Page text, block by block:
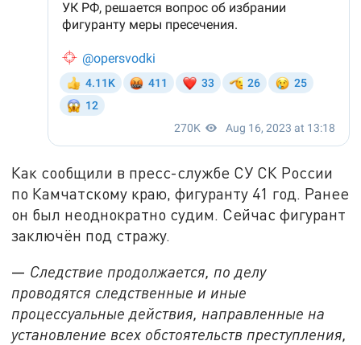
Как сообщили в пресс-службе СУ СК России
по Камчатскому краю, фигуранту 41 год. Ранее
он был неоднократно судим. Сейчас фигурант
заключён под стражу.
— Следствие продолжается, по делу
проводятся следственные и иные
процессуальные действия, направленные на
установление всех обстоятельств преступления,